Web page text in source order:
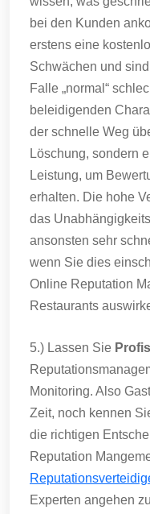
bei den Kunden
erstens eine
Schwächen und
Falle „normal“
beleidigenden
der schnelle Weg
Löschung, sondern
Leistung, um
erhalten. Die hohe
das
ansonsten sehr
wenn Sie dies
Online Reputation
Restaurants
5.) Lassen Sie Profis
Monitoring. Also
Zeit, noch kennen
die richtigen
Reputation
Experten angehen